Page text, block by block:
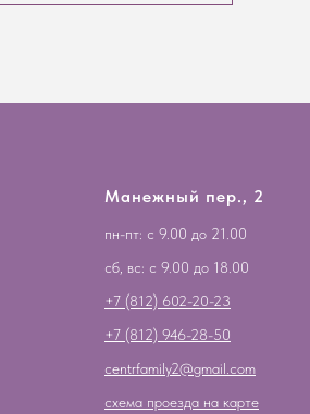
Манежный пер., 2
пн-пт: с 9.00 до 21.00
сб, вс: с 9.00 до 18.00
+7 (812) 602-20-23
+7 (812) 946-28-50
centrfamily2@gmail.com
схема проезда на карте